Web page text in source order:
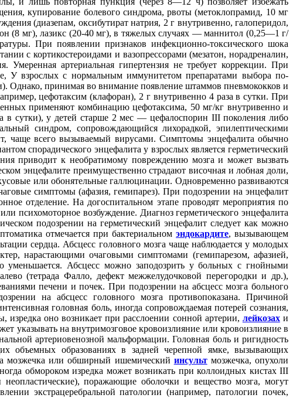
купирование болевого синдрома, рвоты (метоклопрамид, 10 мг
(диазепам, оксибутират натрия, 2 г внутривенно, галоперидол,
(8 мг), лазикс (20-40 мг), в тяжелых случаях — маннитол (0,25—1 г/
При появлении признаков инфекционно-токсического шока
с кортикостероидами и вазопрессорами (мезатон, норадреналин,
артериальная гипертензия не требует коррекции. При
У взрослых с нормальным иммунитетом препаратами выбора по-
Однако, принимая во внимание появление штаммов пневмококков и
цефотаксим (клафоран), 2 г внутривенно 4 раза в сутки. При
применяют комбинацию цефотаксима, 50 мг/кг внутривенно и
сутки), у детей старше 2 мес — цефалоспорин III поколения либо
синдром, сопровождающийся лихорадкой, эпилептическими
чаще всего вызываемый вирусами. Симптомы энцефалита обычно
спорадического энцефалита у взрослых является герметический
приводит к необратимому повреждению мозга и может вызвать
энцефалите преимущественно страдают височная и лобная доли,
или обонятельные галлюцинации. Одновременно развиваются
симптомы (афазия, гемипарез). При подозрении на энцефалит
отделение. На догоспитальном этапе проводят мероприятия по
психомоторное возбуждение. Диагноз герметического энцефалита
подозрении на герметический энцефалит следует как можно
отмечается при бактериальномэндокардите, вызывающем
сердца. Абсцесс головного мозга чаще наблюдается у молодых
нарастающими очаговыми симптомами (гемипарезом, афазией,
Абсцесс можно заподозрить у больных с гнойными
(тетрада Фалло, дефект межжелудочковой перегородки и др.),
печени и почек. При подозрении на абсцесс мозга больного
на абсцесс головного мозга противопоказана. Причиной
головная боль, иногда сопровождаемая потерей сознания,
изредка оно возникает при расслоении сонной артерии, лейкозахи
указывать на внутримозговое кровоизлияние или кровоизлияние в
артериовенозной мальформации. Головная боль и ригидность
объемных образованиях в задней черепной ямке, вызывающих
мозжечка или обширный ишемический инсультмозжечка, опухоли
обмороком изредка может возникать при коллоидных кистах III
неопластические), поражающие оболочки и вещество мозга, могут
экстрацеребральной патологии (например, патологии почек,